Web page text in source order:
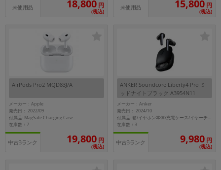
未使用品 18,800 円
(税込)
未使用品 15,800 円
(税込)
AirPods Pro2 MQD83J/A
メーカー：Apple
発売日： 2022/09
付属品: MagSafe Charging Case
在庫数：7
中古Bランク 19,800 円
(税込)
ANKER Soundcore Liberty4 Pro ミ
ッドナイトブラック A3954N11
メーカー：Anker
発売日： 2024/10
付属品: 箱/イヤホン本体/充電ケース/イヤーチップ（6種）/USB-C＆USB-A ケーブル/クイックスタートガイド/安全マニュアル/カスタマーサポート
在庫数：3
中古Bランク 9,980 円
(税込)